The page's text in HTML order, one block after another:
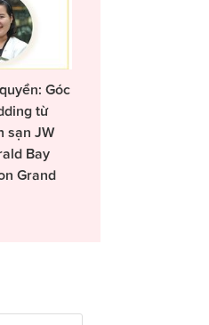
Góc
từ
sạn JW
Bay
Grand